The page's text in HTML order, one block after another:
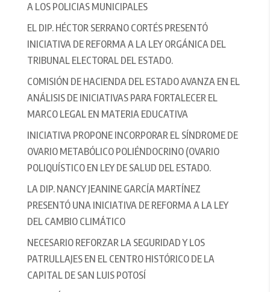
A LOS POLICIAS MUNICIPALES
EL DIP. HÉCTOR SERRANO CORTÉS PRESENTÓ
INICIATIVA DE REFORMA A LA LEY ORGÁNICA DEL
TRIBUNAL ELECTORAL DEL ESTADO.
COMISIÓN DE HACIENDA DEL ESTADO AVANZA EN EL
ANÁLISIS DE INICIATIVAS PARA FORTALECER EL
MARCO LEGAL EN MATERIA EDUCATIVA
INICIATIVA PROPONE INCORPORAR EL SÍNDROME DE
OVARIO METABÓLICO POLIÉNDOCRINO (OVARIO
POLIQUÍSTICO EN LEY DE SALUD DEL ESTADO.
LA DIP. NANCY JEANINE GARCÍA MARTÍNEZ
PRESENTÓ UNA INICIATIVA DE REFORMA A LA LEY
DEL CAMBIO CLIMÁTICO
NECESARIO REFORZAR LA SEGURIDAD Y LOS
PATRULLAJES EN EL CENTRO HISTÓRICO DE LA
CAPITAL DE SAN LUIS POTOSÍ